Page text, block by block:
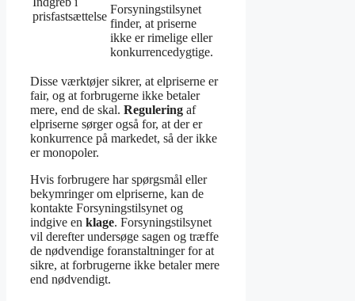
prisfastsættelse
Forsyningstilsynet
finder, at priserne
ikke er rimelige eller
konkurrencedygtige.
Disse værktøjer sikrer, at elpriserne er
fair, og at forbrugerne ikke betaler
mere, end de skal. Regulering af
elpriserne sørger også for, at der er
konkurrence på markedet, så der ikke
er monopoler.
Hvis forbrugere har spørgsmål eller
bekymringer om elpriserne, kan de
kontakte Forsyningstilsynet og
indgive en klage. Forsyningstilsynet
vil derefter undersøge sagen og træffe
de nødvendige foranstaltninger for at
sikre, at forbrugerne ikke betaler mere
end nødvendigt.